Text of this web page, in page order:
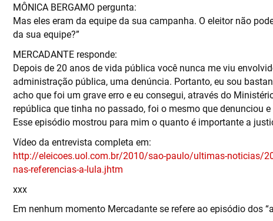
MÔNICA BERGAMO pergunta:
Mas eles eram da equipe da sua campanha. O eleitor não
da sua equipe?”
MERCADANTE responde:
Depois de 20 anos de vida pública você nunca me viu
administração pública, uma denúncia. Portanto, eu sou
acho que foi um grave erro e eu consegui, através do
república que tinha no passado, foi o mesmo que denunciou
Esse episódio mostrou para mim o quanto é importante a
Vídeo da entrevista completa em:
http://eleicoes.uol.com.br/2010/sao-paulo/ultimas-noticias/
nas-referencias-a-lula.jhtm
xxx
Em nenhum momento Mercadante se refere ao episódio dos